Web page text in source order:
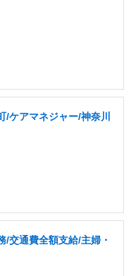
ケアマネジャー/神奈川
/交通費全額支給/主婦・